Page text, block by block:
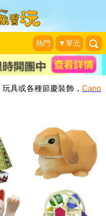
熱門 ▼單元
具或各種節慶裝飾， Cano